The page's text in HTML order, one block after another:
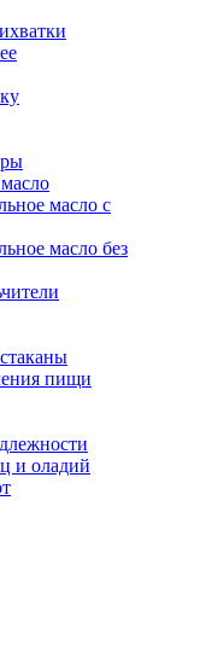
масло с
масло без
пищи
и оладий